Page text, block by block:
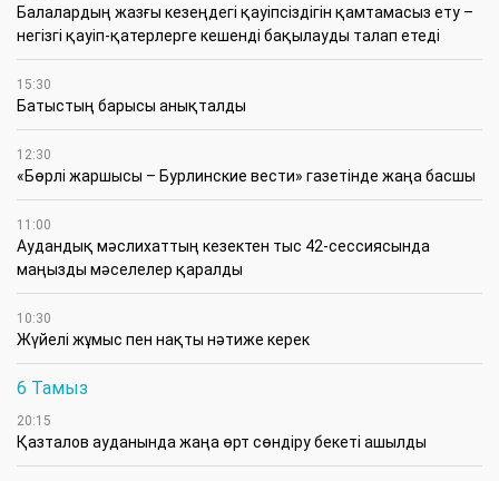
Балалардың жазғы кезеңдегі қауіпсіздігін қамтамасыз ету –
негізгі қауіп-қатерлерге кешенді бақылауды талап етеді
15:30
Батыстың барысы анықталды
12:30
«Бөрлі жаршысы – Бурлинские вести» газетінде жаңа басшы
11:00
Аудандық мәслихаттың кезектен тыс 42-сессиясында
маңызды мәселелер қаралды
10:30
Жүйелі жұмыс пен нақты нәтиже керек
6 Тамыз
20:15
Қазталов ауданында жаңа өрт сөндіру бекеті ашылды